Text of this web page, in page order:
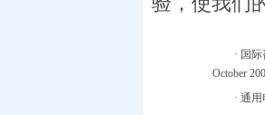
· 国
October
· 通